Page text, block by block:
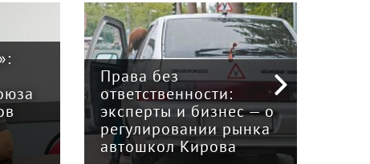
Права без
ответственности:
эксперты и бизнес — о
регулировании рынка
автошкол Кирова